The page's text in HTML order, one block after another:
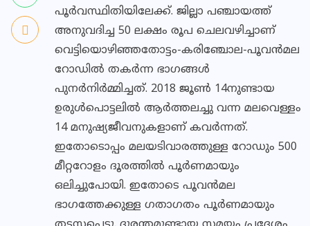
പൂര്‍വസ്ഥിതിയിലേക്ക്. ജില്ലാ പഞ്ചായത്ത്
അനുവദിച്ച 50 ലക്ഷം രൂപ ചെലവഴിച്ചാണ്
വെട്ടിയൊഴിഞ്ഞതോട്ടം-കരിഞ്ചോല-പൂവന്‍മല
റോഡില്‍ തകര്‍ന്ന ഭാഗങ്ങള്‍
പുനര്‍നിര്‍മ്മിച്ചത്. 2018 ജൂണ്‍ 14നുണ്ടായ
ഉരുള്‍പൊട്ടലില്‍ ആര്‍ത്തലച്ചു വന്ന മലവെള്ളം
14 മനുഷ്യജീവനുകളാണ് കവര്‍ന്നത്.
ഇതോടൊപ്പം മലയടിവാരത്തുള്ള റോഡും 500
മീറ്ററോളം ദൂരത്തില്‍ പൂര്‍ണമായും
ഒലിച്ചുപോയി. ഇതോടെ പൂവന്‍മല
ഭാഗത്തേക്കുള്ള ഗതാഗതം പൂര്‍ണമായും